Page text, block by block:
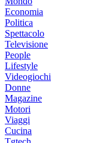
Economia
Politica
Spettacolo
Televisione
People
Lifestyle
Videogiochi
Donne
Magazine
Motori
Viaggi
Cucina